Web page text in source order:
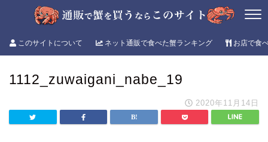
このサイトについて ネット通販で食べた蟹ランキング お店で食
1112_zuwaigani_nabe_19
2020年11月14日